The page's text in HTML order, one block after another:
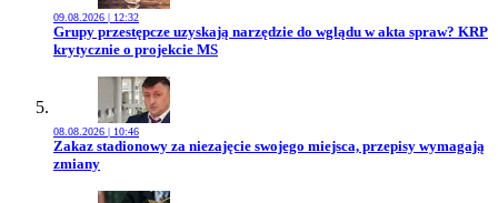
09.08.2026 | 12:32
Przejdź do artykułu:
Grupy przestępcze uzyskają narzędzie do wglądu w akta spraw? KRP
krytycznie o projekcie MS
08.08.2026 | 10:46
Przejdź do artykułu:
Zakaz stadionowy za niezajęcie swojego miejsca, przepisy wymagają
zmiany